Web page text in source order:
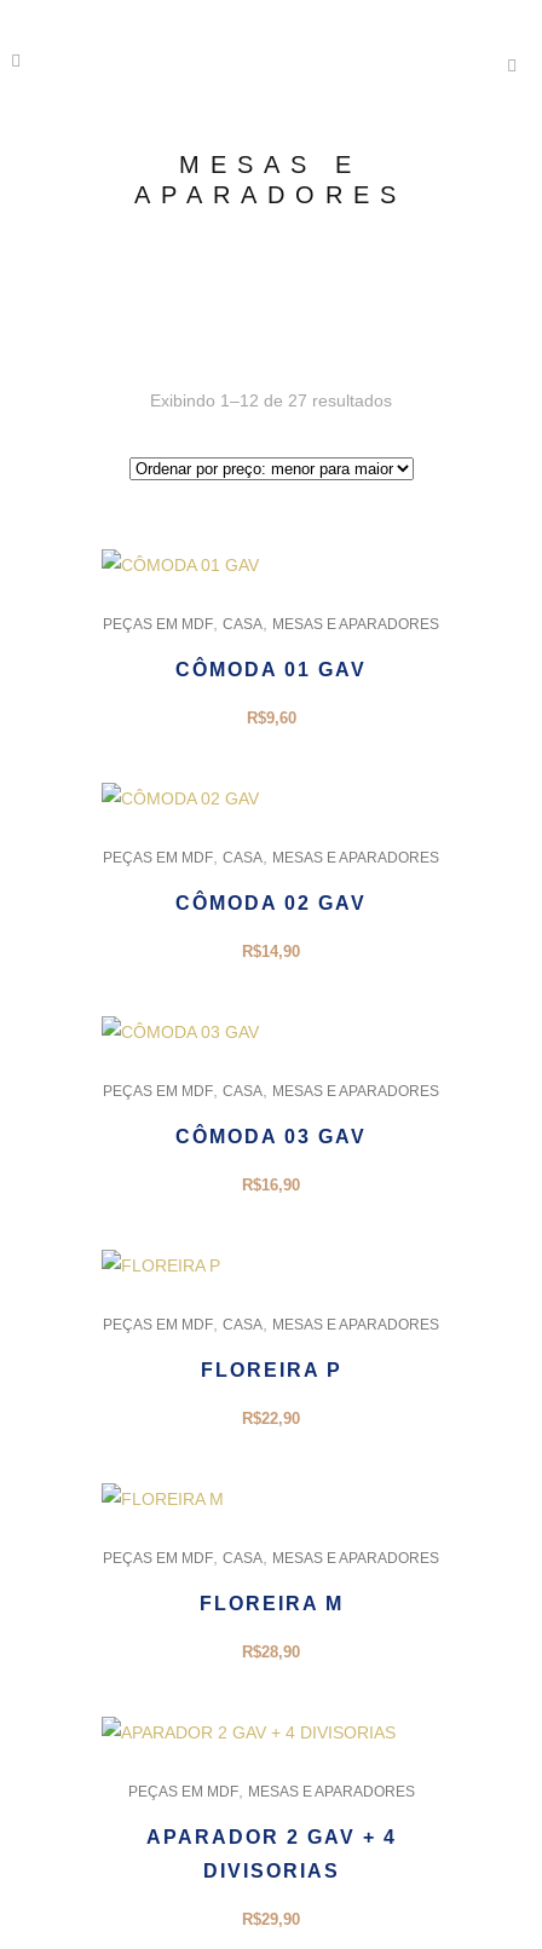
MESAS E
APARADORES
Exibindo 1–12 de 27 resultados
PEÇAS EM MDF CASA MESAS E APARADORES
CÔMODA 01 GAV
R$9,60
PEÇAS EM MDF CASA MESAS E APARADORES
CÔMODA 02 GAV
R$14,90
PEÇAS EM MDF CASA MESAS E APARADORES
CÔMODA 03 GAV
R$16,90
PEÇAS EM MDF CASA MESAS E APARADORES
FLOREIRA P
R$22,90
PEÇAS EM MDF CASA MESAS E APARADORES
FLOREIRA M
R$28,90
PEÇAS EM MDF, MESAS E APARADORES
APARADOR 2 GAV + 4
DIVISORIAS
R$29,90